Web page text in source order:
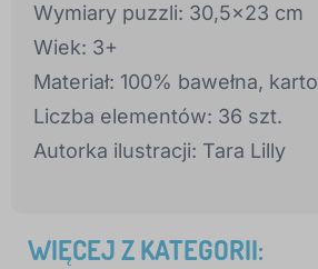
Wymiary puzzli: 30,5x23 cm
Wiek: 3+
Materiał: 100% bawełna,
Liczba elementów: 36 szt.
Autorka ilustracji: Tara Lilly
WIĘCEJ Z KATEGORII: